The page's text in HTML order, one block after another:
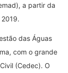
a partir da
das Águas
com o grande
(Cedec). O